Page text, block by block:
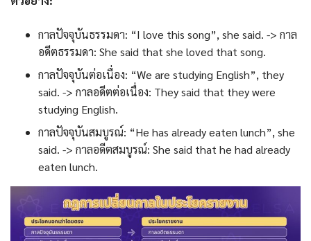
กาลปัจจุบันธรรมดา: “I love this song”, she said. -> กาล
อดีตธรรมดา: She said that she loved that song.
กาลปัจจุบันต่อเนื่อง: “We are studying English”, they
said. -> กาลอดีตต่อเนื่อง: They said that they were
studying English.
กาลปัจจุบันสมบูรณ์: “He has already eaten lunch”, she
said. -> กาลอดีตสมบูรณ์: She said that he had already
eaten lunch.